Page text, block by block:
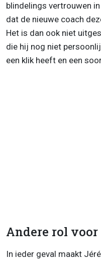
blindelings vertrouwen
dat de nieuwe coach
Het is dan ook niet
die hij nog niet
een klik heeft en een
Andere rol
In ieder geval maakt